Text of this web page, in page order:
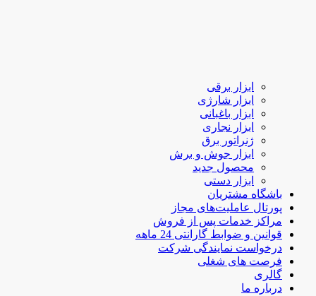
ابزار برقی
ابزار شارژی
ابزار باغبانی
ابزار نجاری
ژنراتور برق
ابزار جوش و برش
محصول جدید
ابزار دستی
باشگاه مشتریان
پورتال عاملیت‌های مجاز
مراکز خدمات پس از فروش
قوانین و ضوابط گارانتی 24 ماهه
درخواست نمایندگی شرکت
فرصت های شغلی
گالری
درباره ما